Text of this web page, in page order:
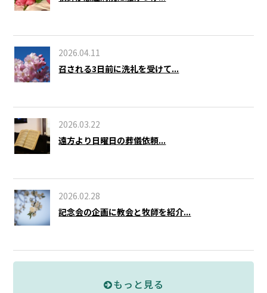
2026.04.11
召される3日前に洗礼を受けて...
2026.03.22
遠方より日曜日の葬儀依頼...
2026.02.28
記念会の企画に教会と牧師を紹介...
もっと見る